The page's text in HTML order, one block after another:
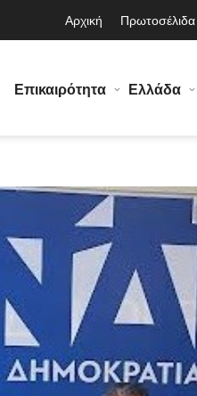
Αρχική Πρωτοσέλιδα
Επικαιρότητα Ελλάδα